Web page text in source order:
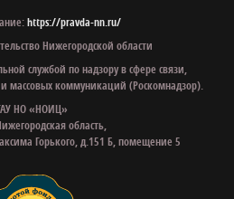
https://pravda-nn.ru/
Нижегородской области
службой по надзору в сфере связи,
массовых коммуникаций (Роскомнадзор).
НО «НОИЦ»
область,
Горького, д.151 Б, помещение 5